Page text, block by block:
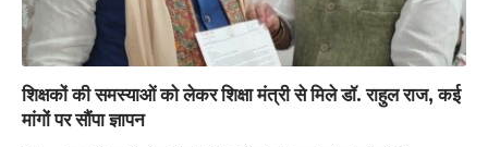
शिक्षकों की समस्याओं को लेकर शिक्षा मंत्री से मिले डॉ. राहुल राज, कई
मांगों पर सौंपा ज्ञापन